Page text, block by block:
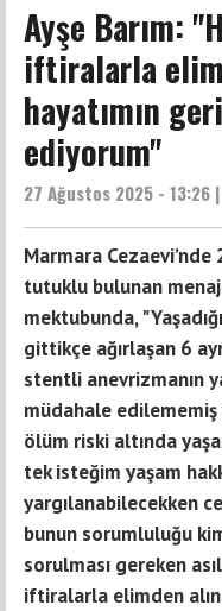
Ayşe Barım:
iftiralarla
hayatımın
ediyorum"
27 Ağustos 2025 - 13:26 |
Marmara
tutuklu bulunan
mektubunda,
gittikçe ağırlaşan 6
stentli anevrizmanın
müdahale
ölüm riski altında
tek isteğim yaşam
yargılanabilecekken
bunun sorumluluğu
sorulması gereken
iftiralarla elimden